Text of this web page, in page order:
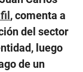
, comenta a
del sector
luego
de un